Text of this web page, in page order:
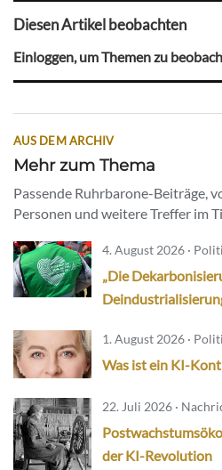
Diesen Artikel beobachten
Einloggen, um Themen zu
AUS DEM ARCHIV
Mehr zum Thema
Passende Ruhrbarone-Beiträge,
Personen und weitere Treffer im
4. August 2026 ·
„Die
1. August 2026 ·
Was ist ein KI-
22. Juli 2026 ·
der KI-Revolution